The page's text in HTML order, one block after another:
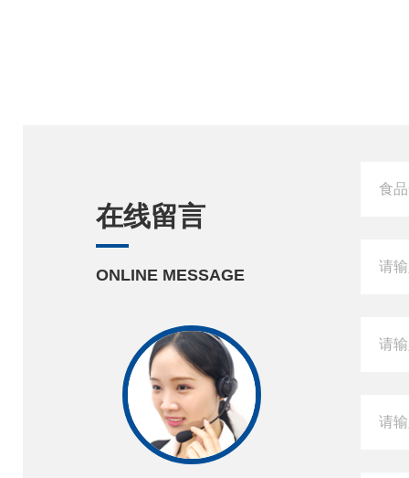
在线留言
ONLINE MESSAGE